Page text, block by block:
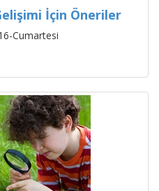
İçin Öneriler
Cumartesi